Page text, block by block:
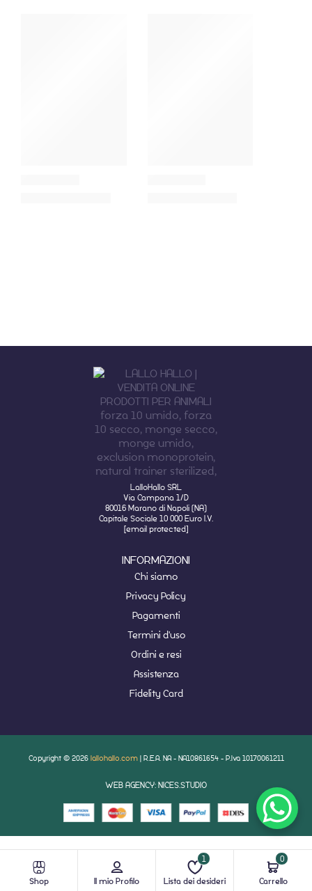
Shop Il mio Profilo Lista dei desideri
1
Carrello
0
LalloHallo SRL
Via Campana 1/D
80016 Marano di Napoli (NA)
Capitale Sociale 10 000 Euro I.V.
[email protected]
INFORMAZIONI
Chi siamo
Privacy Policy
Pagamenti
Termini d'uso
Ordini e resi
Assistenza
Fidelity Card
Copyright © 2026 lallohallo.com | R.E.A. NA - NA10861654 - P.Iva 10170061211
WEB AGENCY: NICES.STUDIO